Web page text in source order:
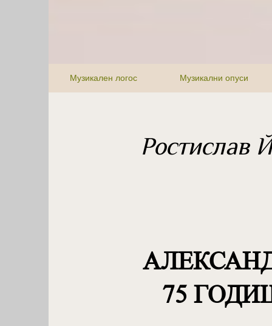
Музикален логос Музикални опуси
Ростислав
75